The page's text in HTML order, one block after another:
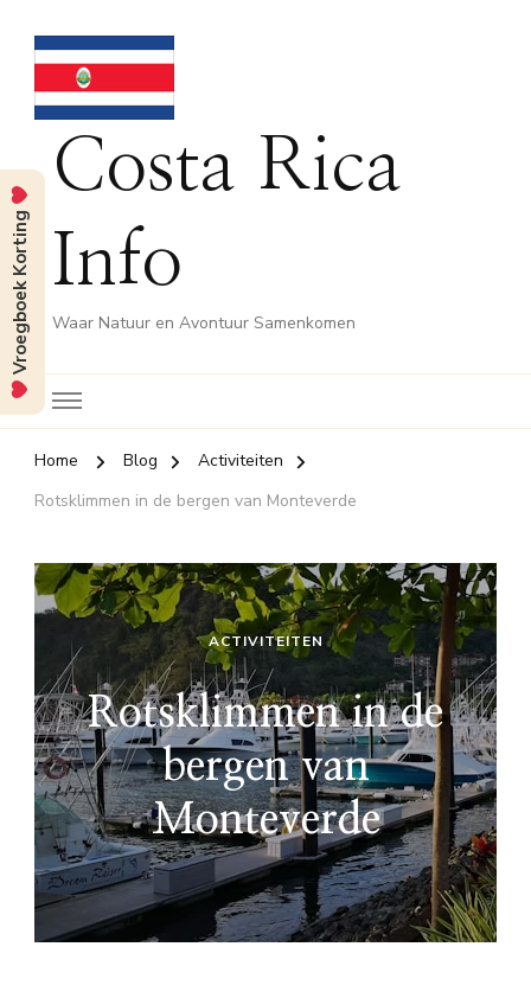
Costa Rica
Info
Waar Natuur en Avontuur Samenkomen
Home Blog
Activiteiten
Rotsklimmen in de bergen van Monteverde
ACTIVITEITEN
Rotsklimmen in de
bergen van
Monteverde
Vroegboek Korting